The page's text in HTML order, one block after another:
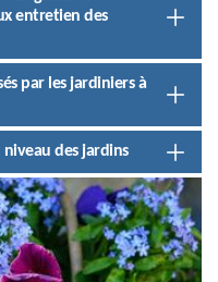
entretien des
par les jardiniers à
niveau des jardins